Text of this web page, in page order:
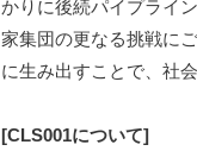
かりに後続パイプライ
家集団の更なる挑戦に
に生み出すことで、社
[CLS001について]